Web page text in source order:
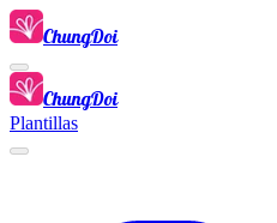
ChungDoi
ChungDoi
Plantillas